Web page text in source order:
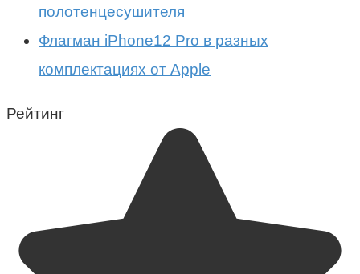
полотенцесушителя
Флагман iPhone12 Pro в разных
комплектациях от Apple
Рейтинг